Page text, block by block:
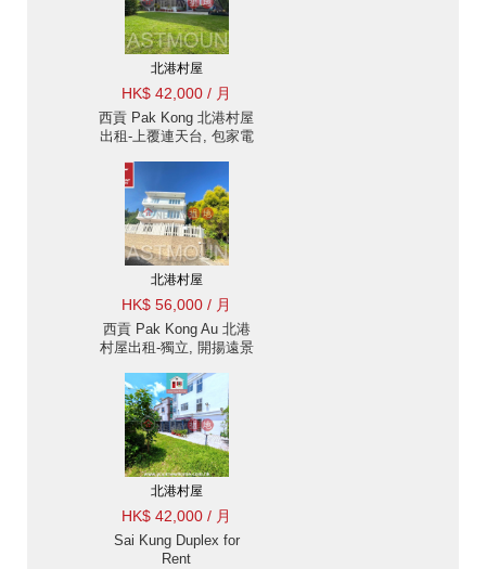
北港村屋
HK$ 42,000 / 月
西貢 Pak Kong 北港村屋
出租-上覆連天台, 包家電
豪地產 ID:2796北港村屋
出售單位
北港村屋
HK$ 56,000 / 月
西貢 Pak Kong Au 北港
村屋出租-獨立, 開揚遠景
北港村屋
HK$ 42,000 / 月
Sai Kung Duplex for
Rent